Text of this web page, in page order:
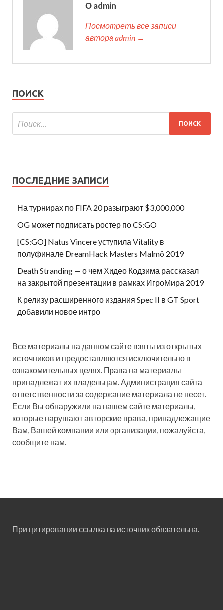
О admin
Посмотреть все записи
автора admin →
ПОИСК
ПОСЛЕДНИЕ ЗАПИСИ
На турнирах по FIFA 20 разыграют $3,000,000
OG может подписать ростер по CS:GO
[CS:GO] Natus Vincere уступила Vitality в
полуфинале DreamHack Masters Malmö 2019
Death Stranding — о чем Хидео Кодзима рассказал
на закрытой презентации в рамках ИгроМира 2019
К релизу расширенного издания Spec II в GT Sport
добавили новое интро
Все материалы на данном сайте взяты из открытых
источников и предоставляются исключительно в
ознакомительных целях. Права на материалы
принадлежат их владельцам. Администрация сайта
ответственности за содержание материала не несет.
Если Вы обнаружили на нашем сайте материалы,
которые нарушают авторские права, принадлежащие
Вам, Вашей компании или организации, пожалуйста,
сообщите нам.
При цитировании ссылка на источник обязательна.